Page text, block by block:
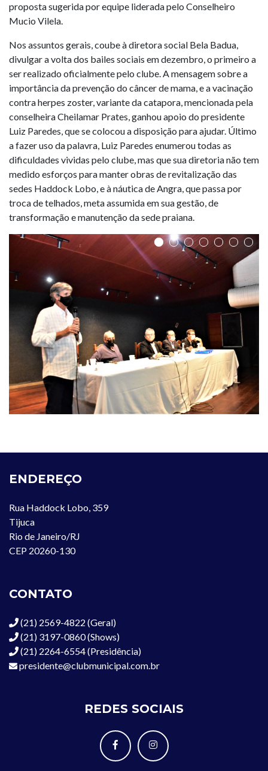
proposta sugerida por equipe liderada pelo Conselheiro
Mucio Vilela.
Nos assuntos gerais, coube à diretora social Bela Badua,
divulgar a volta dos bailes sociais em dezembro, o primeiro a
ser realizado oficialmente pelo clube. A mensagem sobre a
importância da prevenção do câncer de mama, e a vacinação
contra herpes zoster, variante da catapora, mencionada pela
conselheira Cheilamar Prates, ganhou apoio do presidente
Luiz Paredes, que se colocou a disposição para ajudar. Último
a fazer uso da palavra, Luiz Paredes enumerou todas as
dificuldades vividas pelo clube, mas que sua diretoria não tem
medido esforços para manter obras de revitalização das
sedes Haddock Lobo, e à náutica de Angra, que passa por
troca de telhados, meta assumida em sua gestão, de
transformação e manutenção da sede praiana.
ENDEREÇO
Rua Haddock Lobo, 359
Tijuca
Rio de Janeiro/RJ
CEP 20260-130
CONTATO
(21) 2569-4822 (Geral)
(21) 3197-0860 (Shows)
(21) 2264-6554 (Presidência)
presidente@clubmunicipal.com.br
REDES SOCIAIS